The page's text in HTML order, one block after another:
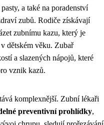
a také na poradenství
zubů. Rodiče získávají
zubnímu kazu, který je
dětském věku. Zubař
a slazených nápojů, které
vznik kazů.
komplexnější. Zubní lékaři
preventivní prohlídky,